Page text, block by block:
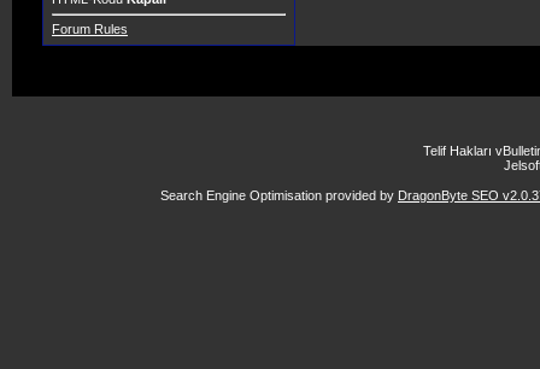
Forum Rules
Telif Hakları
Search Engine Optimisation provided by DragonByte SEO